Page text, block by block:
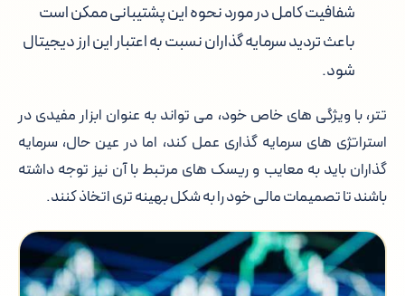
شفافیت کامل در مورد نحوه این پشتیبانی ممکن است
باعث تردید سرمایه گذاران نسبت به اعتبار این ارز دیجیتال
شود.
تتر، با ویژگی های خاص خود، می تواند به عنوان ابزار مفیدی در
استراتژی های سرمایه گذاری عمل کند، اما در عین حال، سرمایه
گذاران باید به معایب و ریسک های مرتبط با آن نیز توجه داشته
باشند تا تصمیمات مالی خود را به شکل بهینه تری اتخاذ کنند.